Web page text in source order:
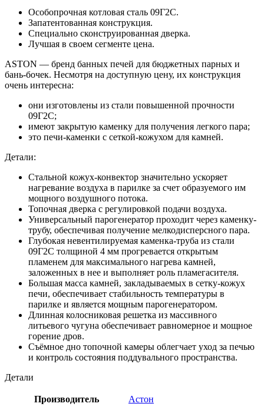
Особопрочная котловая сталь 09Г2С.
Запатентованная конструкция.
Специально сконструированная дверка.
Лучшая в своем сегменте цена.
ASTON — бренд банных печей для бюджетных парных и
бань-бочек. Несмотря на доступную цену, их конструкция
очень интересна:
они изготовлены из стали повышенной прочности
09Г2С;
имеют закрытую каменку для получения легкого пара;
это печи-каменки с сеткой-кожухом для камней.
Детали:
Стальной кожух-конвектор значительно ускоряет
нагревание воздуха в парилке за счет образуемого им
мощного воздушного потока.
Топочная дверка с регулировкой подачи воздуха.
Универсальный парогенератор проходит через каменку-
трубу, обеспечивая получение мелкодисперсного пара.
Глубокая невентилируемая каменка-труба из стали
09Г2С толщиной 4 мм прогревается открытым
пламенем для максимального нагрева камней,
заложенных в нее и выполняет роль пламегасителя.
Большая масса камней, закладываемых в сетку-кожух
печи, обеспечивает стабильность температуры в
парилке и является мощным парогенератором.
Длинная колосниковая решетка из массивного
литьевого чугуна обеспечивает равномерное и мощное
горение дров.
Съёмное дно топочной камеры облегчает уход за печью
и контроль состояния поддувального пространства.
Детали
Производитель Астон